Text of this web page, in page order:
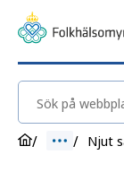
Sök på
Njut